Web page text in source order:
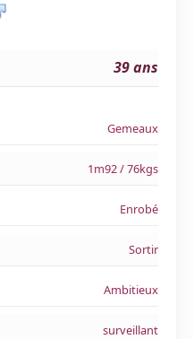
39 ans
Gemeaux
1m92 / 76kgs
Enrobé
Sortir
Ambitieux
surveillant